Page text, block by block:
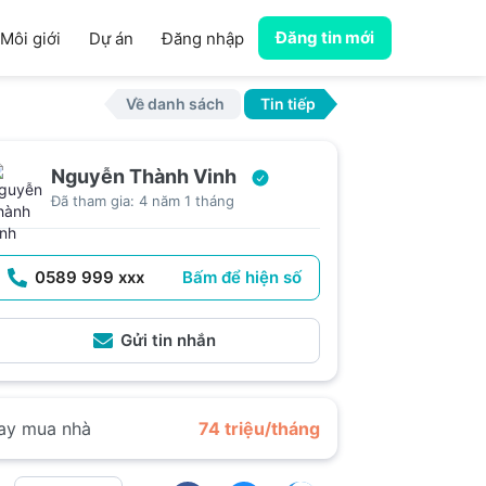
Môi giới Dự án Đăng nhập Đăng tin mới
Về danh sách Tin tiếp
Nguyễn Thành Vinh
Đã tham gia: 4 năm 1 tháng
0589 999 xxx Bấm để hiện số
Gửi tin nhắn
mua nhà 74 triệu/tháng